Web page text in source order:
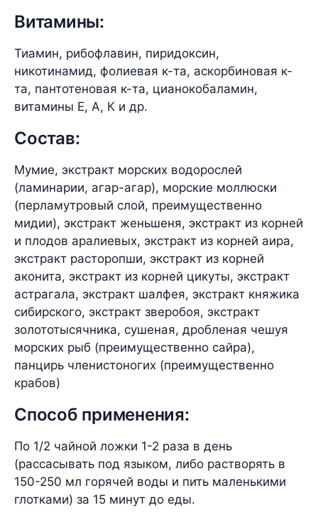
Витамины:
Тиамин, рибофлавин, пиридоксин,
никотинамид, фолиевая к-та, аскорбиновая к-
та, пантотеновая к-та, цианокобаламин,
витамины Е, А, К и др.
Состав:
Мумие, экстракт морских водорослей
(ламинарии, агар-агар), морские моллюски
(перламутровый слой, преимущественно
мидии), экстракт женьшеня, экстракт из корней
и плодов аралиевых, экстракт из корней аира,
экстракт расторопши, экстракт из корней
аконита, экстракт из корней цикуты, экстракт
астрагала, экстракт шалфея, экстракт княжика
сибирского, экстракт зверобоя, экстракт
золототысячника, сушеная, дробленая чешуя
морских рыб (преимущественно сайра),
панцирь членистоногих (преимущественно
крабов)
Способ применения:
По 1/2 чайной ложки 1-2 раза в день
(рассасывать под языком, либо растворять в
150-250 мл горячей воды и пить маленькими
глотками) за 15 минут до еды.